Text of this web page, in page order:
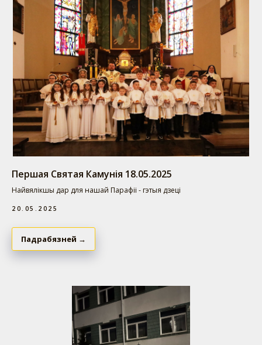
Першая Святая Камунія 18.05.2025
Найвялікшы дар для нашай Парафіі - гэтыя дзеці
20.05.2025
Падрабязней →